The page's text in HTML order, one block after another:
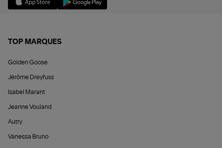
TOP MARQUES
Golden Goose
Jérôme Dreyfuss
Isabel Marant
Jeanne Vouland
Autry
Vanessa Bruno